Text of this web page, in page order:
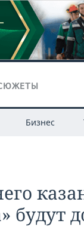
Бизнес
будут